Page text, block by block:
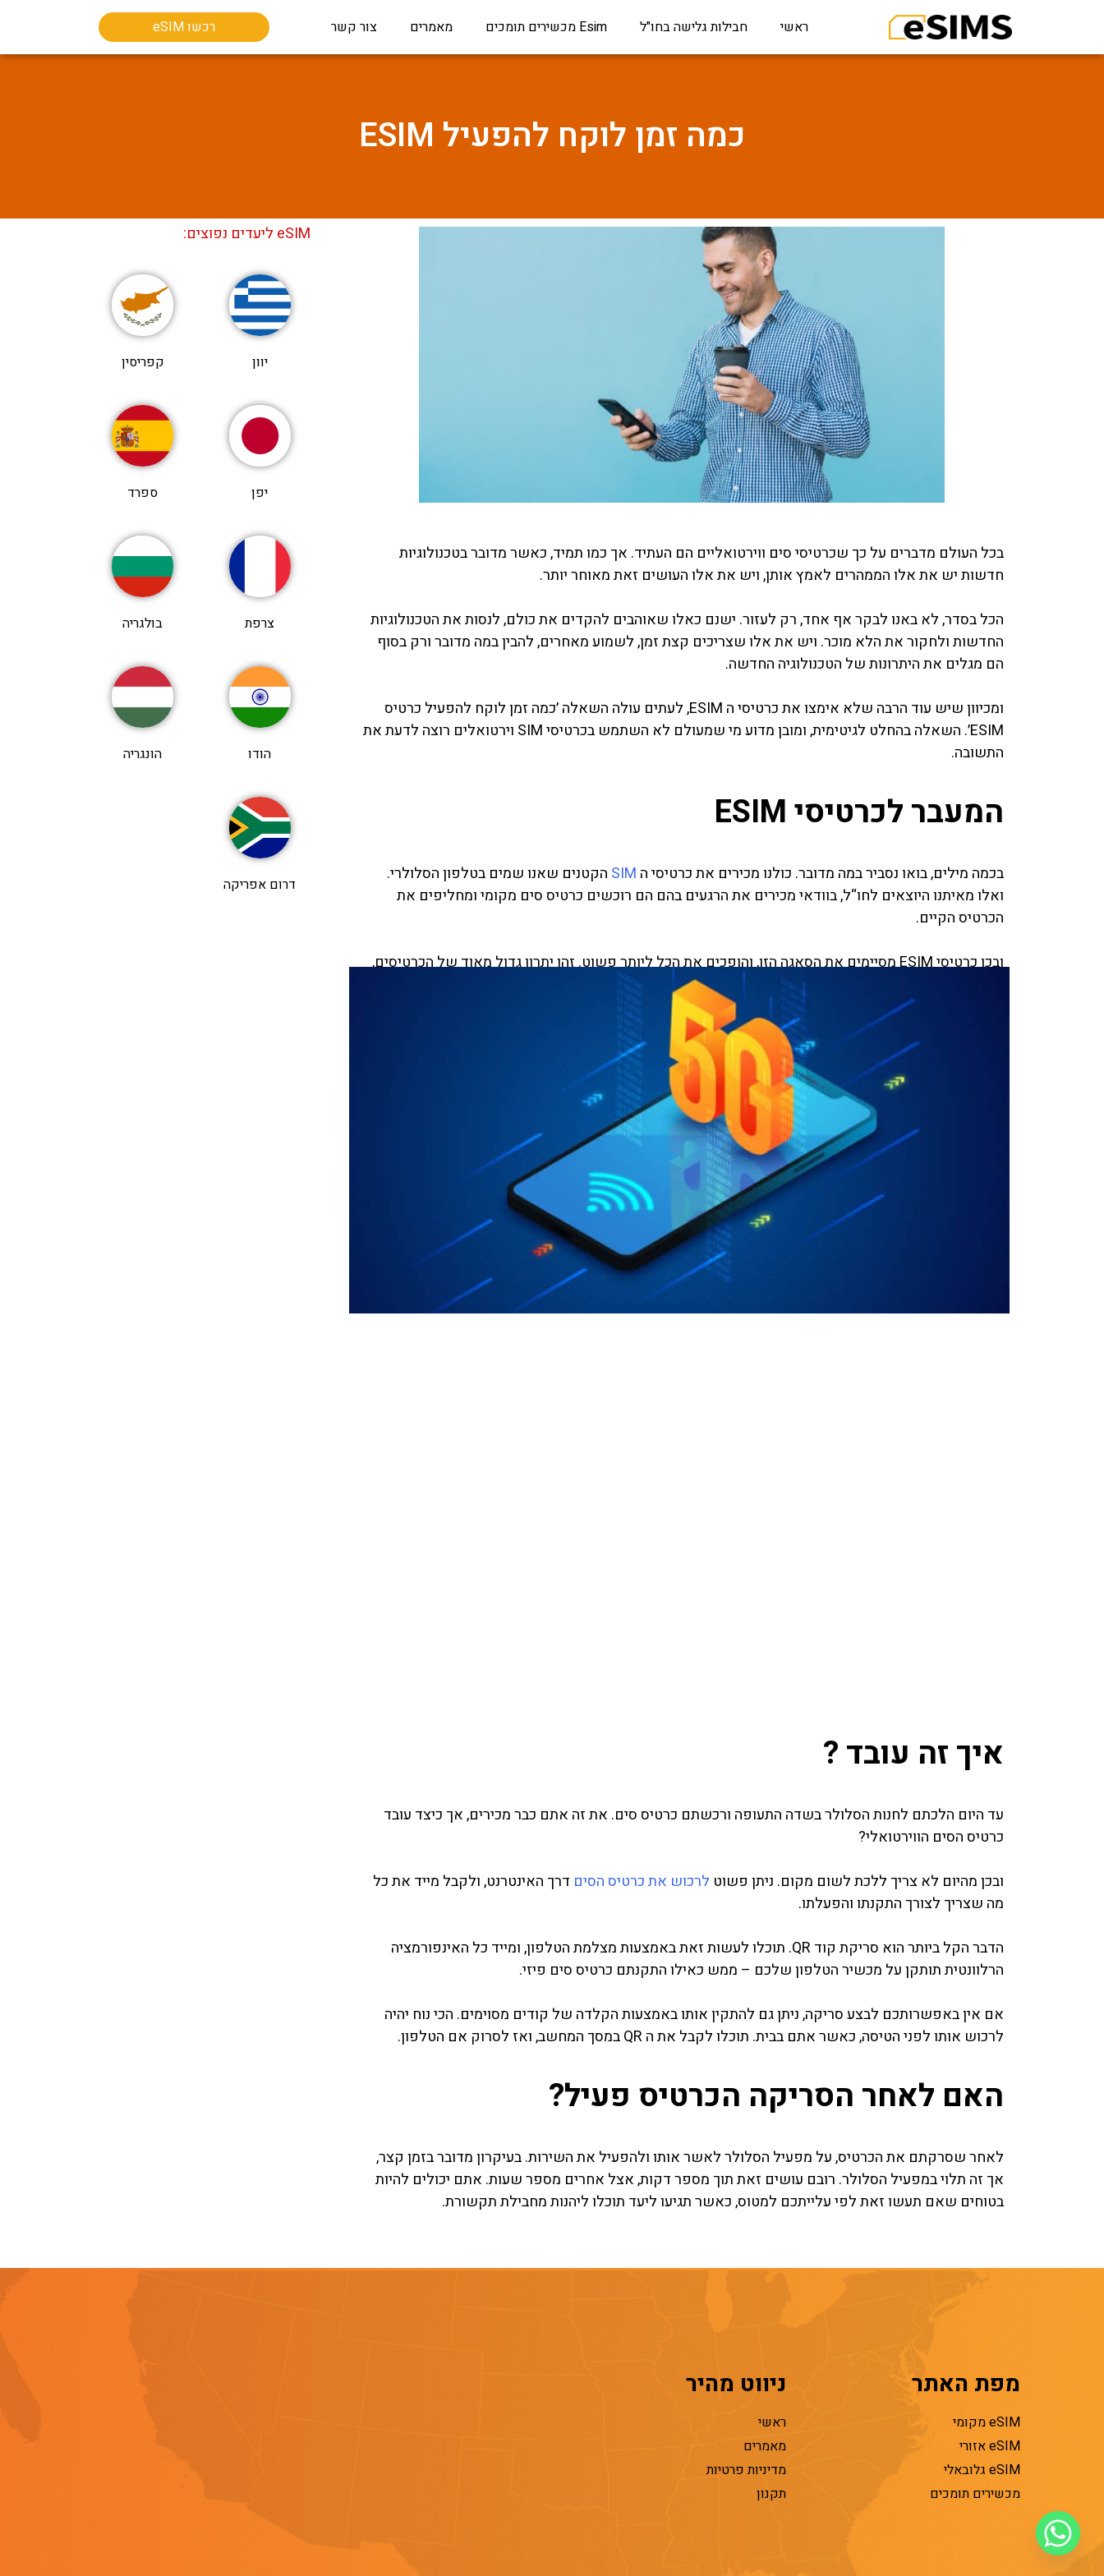
ראשי חבילות גלישה בחו"ל Esim מכשירים תומכים מאמרים צור קשר רכשו eSIM
כמה זמן לוקח להפעיל ESIM
בכל העולם מדברים על כך שכרטיסי סים ווירטואליים הם העתיד. אך כמו תמיד, כאשר מדובר בטכנולוגיות
חדשות יש את אלו הממהרים לאמץ אותן, ויש את אלו העושים זאת מאוחר יותר.
הכל בסדר, לא באנו לבקר אף אחד, רק לעזור. ישנם כאלו שאוהבים להקדים את כולם, לנסות את הטכנולוגיות
החדשות ולחקור את הלא מוכר. ויש את אלו שצריכים קצת זמן, לשמוע מאחרים, להבין במה מדובר ורק בסוף
הם מגלים את היתרונות של הטכנולוגיה החדשה.
ומכיוון שיש עוד הרבה שלא אימצו את כרטיסי ה ESIM, לעתים עולה השאלה ׳כמה זמן לוקח להפעיל כרטיס
ESIM׳. השאלה בהחלט לגיטימית, ומובן מדוע מי שמעולם לא השתמש בכרטיסי SIM וירטואלים רוצה לדעת את
התשובה.
המעבר לכרטיסי ESIM
בכמה מילים, בואו נסביר במה מדובר. כולנו מכירים את כרטיסי ה SIM הקטנים שאנו שמים בטלפון הסלולרי.
ואלו מאיתנו היוצאים לחו“ל, בוודאי מכירים את הרגעים בהם הם רוכשים כרטיס סים מקומי ומחליפים את
הכרטיס הקיים.
ובכן כרטיסי ESIM מסיימים את הסאגה הזו, והופכים את הכל ליותר פשוט. זהו יתרון גדול מאוד של הכרטיסים,
אך יש לכך גם השלכות מרחיקות לכת על עתיד הסלולר. אך זהו נושא בפני עצמו…
מהיום אין צורך בכרטיסי סים פיזיים, את כל המידע שנמצא על הכרטיס ניתן להתקין על הטלפון מבלי להכניס
לתוכו כרטיס סים. לא ברור איך לא חשבו על זה קודם. הרי אם טלפון יכול לאחסן אפליקציות מורכבות, מדוע
שלא יוכל לאחסן גם כרטיס סים.
ודרך אגב, הטכנולוגיות הללו נכנסות היום גם לתחומים אחרים, כמו למשל שעונים חכמים.
איך זה עובד ?
עד היום הלכתם לחנות הסלולר בשדה התעופה ורכשתם כרטיס סים. את זה אתם כבר מכירים, אך כיצד עובד
כרטיס הסים הווירטואלי?
ובכן מהיום לא צריך ללכת לשום מקום. ניתן פשוט לרכוש את כרטיס הסים דרך האינטרנט, ולקבל מייד את כל
מה שצריך לצורך התקנתו והפעלתו.
הדבר הקל ביותר הוא סריקת קוד QR. תוכלו לעשות זאת באמצעות מצלמת הטלפון, ומייד כל האינפורמציה
הרלוונטית תותקן על מכשיר הטלפון שלכם – ממש כאילו התקנתם כרטיס סים פיזי.
אם אין באפשרותכם לבצע סריקה, ניתן גם להתקין אותו באמצעות הקלדה של קודים מסוימים. הכי נוח יהיה
לרכוש אותו לפני הטיסה, כאשר אתם בבית. תוכלו לקבל את ה QR במסך המחשב, ואז לסרוק אם הטלפון.
האם לאחר הסריקה הכרטיס פעיל?
לאחר שסרקתם את הכרטיס, על מפעיל הסלולר לאשר אותו ולהפעיל את השירות. בעיקרון מדובר בזמן קצר,
אך זה תלוי במפעיל הסלולר. רובם עושים זאת תוך מספר דקות, אצל אחרים מספר שעות. אתם יכולים להיות
בטוחים שאם תעשו זאת לפי עלייתכם למטוס, כאשר תגיעו ליעד תוכלו ליהנות מחבילת תקשורת.
eSIM ליעדים נפוצים:
יוון קפריסין
יפן ספרד
צרפת בולגריה
הודו הונגריה
דרום אפריקה
מפת האתר
eSIM מקומי
eSIM אזורי
eSIM גלובאלי
מכשירים תומכים
ניווט מהיר
ראשי
מאמרים
מדיניות פרטיות
תקנון